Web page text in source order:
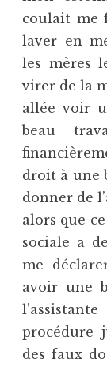
coulait me
laver en
les mères
virer de la
allée voir
beau
droit à une
donner de
alors que
sociale a
me
avoir une
procédure
des faux